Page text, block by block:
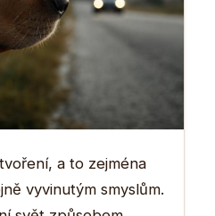
a to zejména
vyvinutým smyslům.